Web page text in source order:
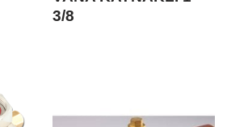
3/8